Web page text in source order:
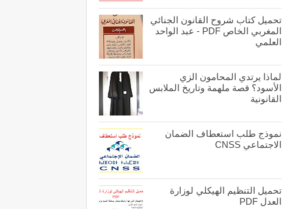
تحميل كتاب شروح القانون الجنائي
المغربي الخاص PDF - عبد الواحد
العلمي
لماذا يرتدي المحامون الزي
الأسود؟ قصة ملهمة وتاريخ الملابس
القانونية
نموذج طلب استعطاف الضمان
الاجتماعي CNSS
تحميل التنظيم الهيكلي لوزارة
العدل PDF